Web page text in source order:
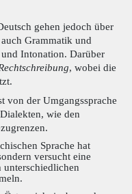
gehen jedoch über
Grammatik und
Intonation. Darüber
, wobei die
von der Umgangssprache
wie den
Sprache hat
versucht eine